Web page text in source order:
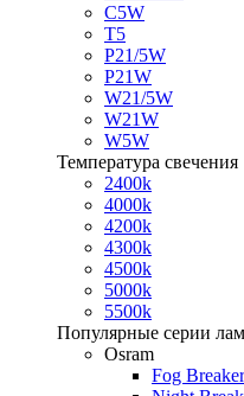
C5W
T5
P21/5W
P21W
W21/5W
W21W
W5W
Температура свечения
2400k
4000k
4200k
4300k
4500k
5000k
5500k
Популярные серии
Osram
Fog